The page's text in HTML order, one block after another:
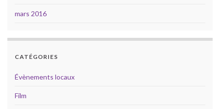
mars 2016
CATÉGORIES
Évènements locaux
Film